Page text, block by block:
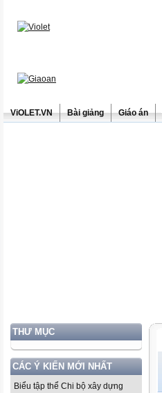
ViOLET.VN Bài giảng Giáo án
THƯ MỤC
CÁC Ý KIẾN MỚI NHẤT
Biểu tập thể Chi bộ xây dựng